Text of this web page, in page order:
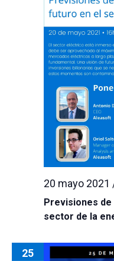
Previsiones
sector de la
20 mayo 2021
25